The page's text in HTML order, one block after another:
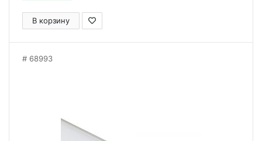
В корзину
68993